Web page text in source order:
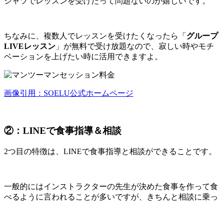
ちなみに、複数人でレッスンを受けたくなったら「 グループ
LIVEレッスン 」が無料で受け放題なので、寂しい時やモチ
ベーションを上げたい時に活用できますよ。
画像引用：SOELU公式ホームページ
②：LINEで食事指導＆相談
2つ目の特徴は、 LINEで食事指導と相談ができるこ とです。
一般的にはインストラクターの先生が決めた食事を作って食
べるように言われることが多いですが、きちんと相談に乗っ